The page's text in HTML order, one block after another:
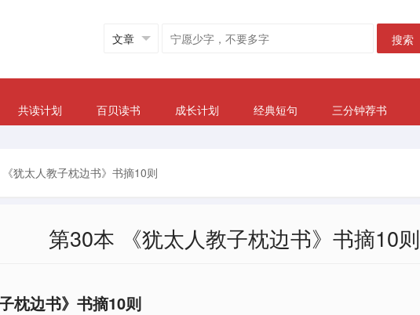
搜索
共读计划 百贝读书 成长计划 经典短句
三分钟荐书
犹太人教子枕边书》书摘10则
第30本 《犹太人教子枕边书》书摘10则
枕边书》书摘10则